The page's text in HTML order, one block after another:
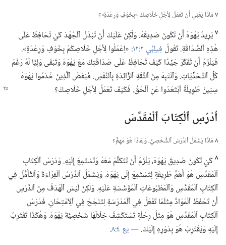
٧مَاذَا يَعْنِي أَنْ تَعْمَلَ لِأَجْلِ خَلَاصِكَ «بِخَوْفٍ وَرِعْدَةٍ»؟‏
٧يُرِيدُ يَهْوَهُ أَنْ تَكُونَ صَدِيقَهُ.‏ وَلٰكِنْ عَلَيْكَ أَنْ تَبْذُلَ ٱلْجُهْدَ كَيْ تُحَافِظَ عَلَى
هٰذِهِ ٱلصَّدَاقَةِ.‏ تَقُولُ فِيلِبِّي ٢:‏١٢
‏:‏ «اِعْمَلُوا لِأَجْلِ خَلَاصِكُمْ بِخَوْفٍ وَرِعْدَةٍ».‏
فَيَلْزَمُ أَنْ تُفَكِّرَ جَيِّدًا كَيْفَ تُحَافِظُ عَلَى صَدَاقَتِكَ مَعَ يَهْوَهَ وَتَبْقَى وَلِيًّا لَهُ رَغْمَ
كُلِّ ٱلتَّحَدِّيَاتِ.‏ وَٱنْتَبِهْ مِنَ ٱلثِّقَةِ ٱلزَّائِدَةِ بِٱلنَّفْسِ.‏ فَبَعْضُ ٱلَّذِينَ خَدَمُوا يَهْوَهَ
سِنِينَ طَوِيلَةً ٱبْتَعَدُوا عَنِ ٱلْحَقِّ.‏ فَكَيْفَ تَعْمَلُ لِأَجْلِ خَلَاصِكَ؟‏
اُدْرُسِ ٱلْكِتَابَ ٱلْمُقَدَّسَ
٨مَاذَا يَشْمُلُ ٱلدَّرْسُ ٱلشَّخْصِيُّ،‏ وَلِمَاذَا هُوَ مُهِمٌّ؟‏
٨كَيْ تَكُونَ صَدِيقَ يَهْوَهَ،‏ يَلْزَمُ أَنْ تَتَكَلَّمَ مَعَهُ وَتَسْتَمِعَ إِلَيْهِ.‏ وَدَرْسُ ٱلْكِتَابِ
ٱلْمُقَدَّسِ هُوَ أَهَمُّ طَرِيقَةٍ لِتَسْتَمِعَ إِلَى يَهْوَهَ.‏ وَيَشْمُلُ ٱلدَّرْسُ ٱلْقِرَاءَةَ وَٱلتَّأَمُّلَ فِي
ٱلْكِتَابِ ٱلْمُقَدَّسِ وَٱلْمَطْبُوعَاتِ ٱلْمُؤَسَّسَةِ عَلَيْهِ.‏ وَلٰكِنْ لَيْسَ ٱلْهَدَفُ مِنَ ٱلدَّرْسِ
أَنْ تَحْفَظَ ٱلْمَوَادَّ مِثْلَمَا تَفْعَلُ فِي ٱلْمَدْرَسَةِ لِتَنْجَحَ فِي ٱلِٱمْتِحَانِ.‏ فَدَرْسُ
ٱلْكِتَابِ ٱلْمُقَدَّسِ هُوَ مِثْلُ رِحْلَةٍ تَسْتَكْشِفُ خِلَالَهَا شَخْصِيَّةَ يَهْوَهَ.‏ وَهٰكَذَا تَقْتَرِبُ
إِلَيْهِ وَيَقْتَرِبُ هُوَ بِدَوْرِهِ إِلَيْكَ.‏ —‏يع ٤:‏٨ ‏.‏